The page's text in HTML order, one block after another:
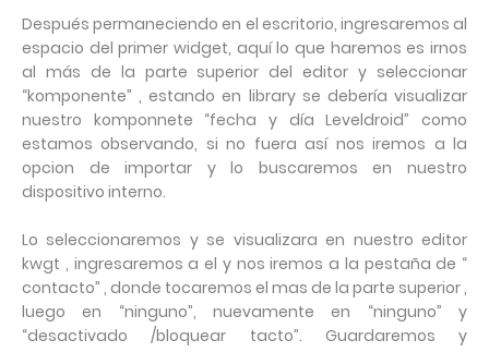
Después permaneciendo en el escritorio, ingresaremos al
espacio del primer widget, aquí lo que haremos es irnos
al más de la parte superior del editor y seleccionar
“komponente” , estando en library se debería visualizar
nuestro komponnete “fecha y día Leveldroid” como
estamos observando, si no fuera así nos iremos a la
opcion de importar y lo buscaremos en nuestro
dispositivo interno.
Lo seleccionaremos y se visualizara en nuestro editor
kwgt , ingresaremos a el y nos iremos a la pestaña de “
contacto” , donde tocaremos el mas de la parte superior ,
luego en “ninguno”, nuevamente en “ninguno” y
“desactivado /bloquear tacto”. Guardaremos y